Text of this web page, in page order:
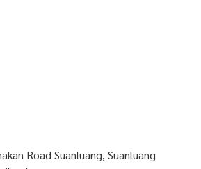
Road Suanluang, Suanluang